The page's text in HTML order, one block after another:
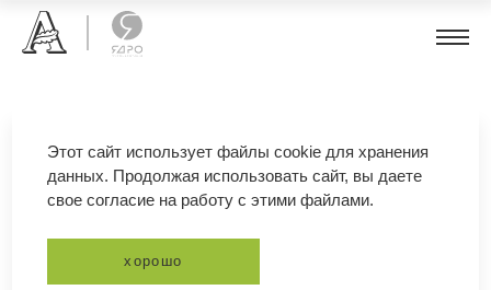
тюльпан
Этот сайт использует файлы cookie для хранения
данных. Продолжая использовать сайт, вы даете
свое согласие на работу с этими файлами.
хорошо